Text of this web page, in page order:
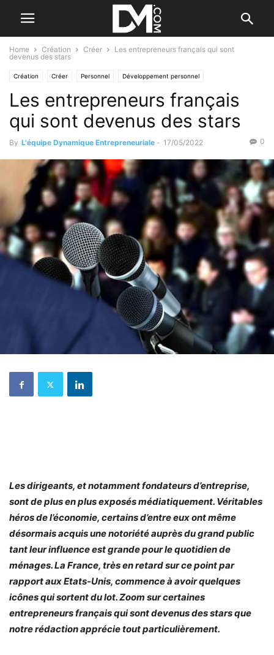
Home Création Créer
Les entrepreneurs français qui sont
devenus des stars
Création Créer Personnel Développement personnel
Les entrepreneurs français
qui sont devenus des stars
By L'équipe Dynamique Entrepreneuriale - 17/05/2022 0
Les dirigeants, et notamment fondateurs d’entreprise,
sont de plus en plus exposés médiatiquement. Véritables
héros de l’économie, certains d’entre eux ont même
désormais acquis une notoriété auprès du grand public
tant leur influence est grande pour le quotidien de
ménages. La France, très en retard sur ce point par
rapport aux Etats-Unis, commence à avoir quelques
icônes qui sortent du lot. Zoom sur certaines
entrepreneurs français qui sont devenus des stars que
notre rédaction apprécie tout particulièrement.